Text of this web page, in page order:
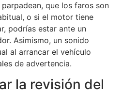
que los faros son
o si el motor tiene
podrías estar ante un
Asimismo, un sonido
al arrancar el vehículo
de advertencia.
la revisión del